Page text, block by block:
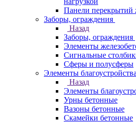
Панели перекрытий
Заборы, ограждения
Назад
Заборы, ограждения
Элементы
Сигнальные
Сферы и полусферы
Элементы благоустройства
Назад
Элементы
Урны бетонные
Вазоны бетонные
Скамейки бетонные